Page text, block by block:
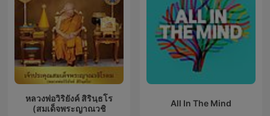
หลวงพ่อวิริยังค์ สิรินฺธโร
(สมเด็จพระญาณวชิ
All In The Mind